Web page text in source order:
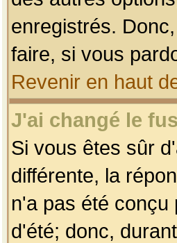
enregistrés.
faire, si vous
Revenir en haut
J'ai changé le
Si vous êtes sûr
différente, la
n'a pas été conçu
d'été; donc,